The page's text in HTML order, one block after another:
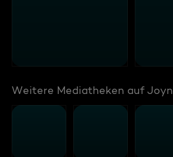
Weitere Mediatheken auf Joyn